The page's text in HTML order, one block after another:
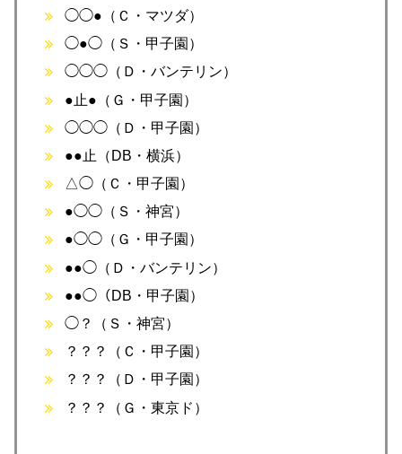
◯◯●（Ｃ・マツダ）
◯●◯（Ｓ・甲子園）
◯◯◯（Ｄ・バンテリン）
●止●（Ｇ・甲子園）
◯◯◯（Ｄ・甲子園）
●●止（DB・横浜）
△◯（Ｃ・甲子園）
●◯◯（Ｓ・神宮）
●◯◯（Ｇ・甲子園）
●●◯（Ｄ・バンテリン）
●●◯（DB・甲子園）
◯？（Ｓ・神宮）
？？？（Ｃ・甲子園）
？？？（Ｄ・甲子園）
？？？（Ｇ・東京ド）